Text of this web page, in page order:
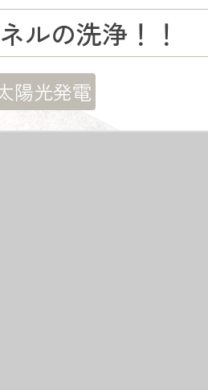
ルの洗浄！！
陽光発電